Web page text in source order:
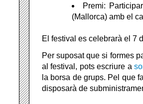
Premi:
(Mallorca) amb el
El festival es celebrarà el 7
Per suposat que si formes
al festival, pots escriure a
la borsa de grups. Pel que
disposarà de